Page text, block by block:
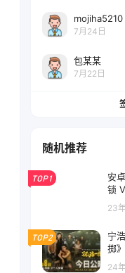
mojiha5210
7月24日
包某某
7月22日
随机推荐
TOP1
安
锁
23
TOP2
宁
掷
少
24